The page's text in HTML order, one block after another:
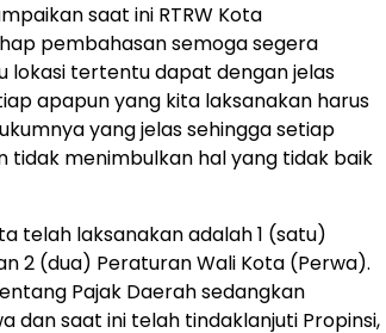
saat ini RTRW Kota
pembahasan semoga segera
lokasi tertentu dapat dengan jelas
apapun yang kita laksanakan harus
yang jelas sehingga setiap
tidak menimbulkan hal yang tidak baik
telah laksanakan adalah 1 (satu)
2 (dua) Peraturan Wali Kota (Perwa).
Pajak Daerah sedangkan
dan saat ini telah tindaklanjuti Propinsi,